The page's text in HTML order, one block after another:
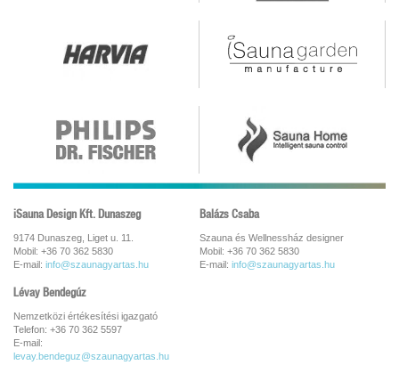
iSauna Design Kft. Dunaszeg
9174 Dunaszeg, Liget u. 11.
Mobil: +36 70 362 5830
E-mail: info@szaunagyartas.hu
Balázs Csaba
Szauna és Wellnessház designer
Mobil: +36 70 362 5830
E-mail: info@szaunagyartas.hu
Lévay Bendegúz
Nemzetközi értékesítési igazgató
Telefon: +36 70 362 5597
E-mail:
levay.bendeguz@szaunagyartas.hu